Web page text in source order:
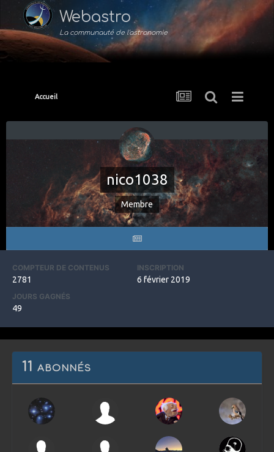
Webastro
La communauté de l'astronomie
Accueil
nico1038
Membre
COMPTEUR DE CONTENUS
2781
INSCRIPTION
6 février 2019
JOURS GAGNÉS
49
11 abonnés